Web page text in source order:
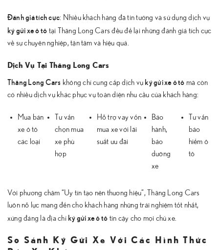
Đánh giá tích cực: Nhiều khách hàng đã tin tưởng và sử dụng dịch vụ
ký gửi xe ô tô tại Thăng Long Cars đều để lại những đánh giá tích cực
về sự chuyên nghiệp, tận tâm và hiệu quả.
Dịch Vụ Tại Thăng Long Cars
Thăng Long Cars không chỉ cung cấp dịch vụ ký gửi xe ô tô mà còn
có nhiều dịch vụ khác phục vụ toàn diện nhu cầu của khách hàng:
Mua bán
xe ô tô
các loại
Tư vấn
chọn mua
xe phù
hợp
Hỗ trợ vay vốn
mua xe với lãi
suất ưu đãi
Bảo
hành,
bảo
dưỡng
xe
Tư vấn
bảo
hiểm ô
tô
Với phương châm “Uy tín tạo nên thương hiệu”, Thăng Long Cars
luôn nỗ lực mang đến cho khách hàng những trải nghiệm tốt nhất,
xứng đáng là địa chỉ ký gửi xe ô tô tin cậy cho mọi chủ xe.
So Sánh Ký Gửi Xe Với Các Hình Thức